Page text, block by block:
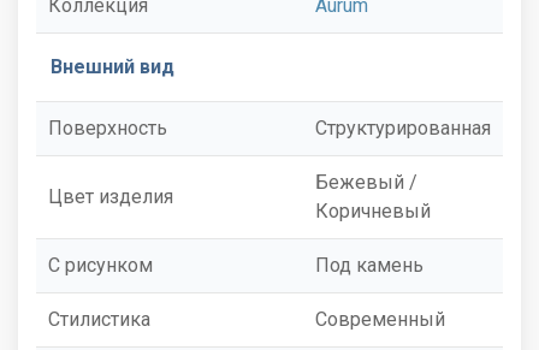
Коллекция Aurum
Внешний вид
Поверхность Структурированная
Цвет изделия
Бежевый /
Коричневый
С рисунком Под камень
Стилистика Современный